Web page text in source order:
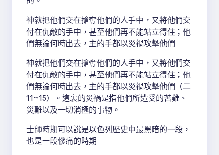
神就把他們交在搶奪他們的人手中，又將他們交
付在仇敵的手中，甚至他們再不能站立得住；他
們無論何時出去，主的手都以災禍攻擊他們
神就把他們交在搶奪他們的人手中，又將他們交
付在仇敵的手中，甚至他們再不能站立得住；他
們無論何時出去，主的手都以災禍攻擊他們（二
11~15）。這裏的災禍是指他們所遭受的苦難、
災難以及一切消極的事物。
士師時期可以說是以色列歷史中最黑暗的一段，
也是一段慘痛的時期